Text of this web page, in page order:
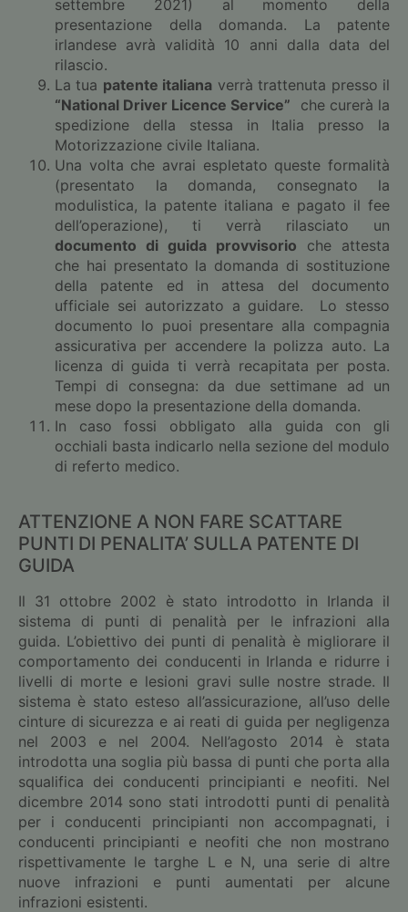
settembre 2021) al momento della
presentazione della domanda. La patente
irlandese avrà validità 10 anni dalla data del
rilascio.
La tua patente italiana verrà trattenuta presso il
“National Driver Licence Service” che curerà la
spedizione della stessa in Italia presso la
Motorizzazione civile Italiana.
Una volta che avrai espletato queste formalità
(presentato la domanda, consegnato la
modulistica, la patente italiana e pagato il fee
dell’operazione), ti verrà rilasciato un
documento di guida provvisorio che attesta
che hai presentato la domanda di sostituzione
della patente ed in attesa del documento
ufficiale sei autorizzato a guidare. Lo stesso
documento lo puoi presentare alla compagnia
assicurativa per accendere la polizza auto. La
licenza di guida ti verrà recapitata per posta.
Tempi di consegna: da due settimane ad un
mese dopo la presentazione della domanda.
In caso fossi obbligato alla guida con gli
occhiali basta indicarlo nella sezione del modulo
di referto medico.
ATTENZIONE A NON FARE SCATTARE
PUNTI DI PENALITA’ SULLA PATENTE DI
GUIDA
Il 31 ottobre 2002 è stato introdotto in Irlanda il
sistema di punti di penalità per le infrazioni alla
guida. L’obiettivo dei punti di penalità è migliorare il
comportamento dei conducenti in Irlanda e ridurre i
livelli di morte e lesioni gravi sulle nostre strade. Il
sistema è stato esteso all’assicurazione, all’uso delle
cinture di sicurezza e ai reati di guida per negligenza
nel 2003 e nel 2004. Nell’agosto 2014 è stata
introdotta una soglia più bassa di punti che porta alla
squalifica dei conducenti principianti e neofiti. Nel
dicembre 2014 sono stati introdotti punti di penalità
per i conducenti principianti non accompagnati, i
conducenti principianti e neofiti che non mostrano
rispettivamente le targhe L e N, una serie di altre
nuove infrazioni e punti aumentati per alcune
infrazioni esistenti.